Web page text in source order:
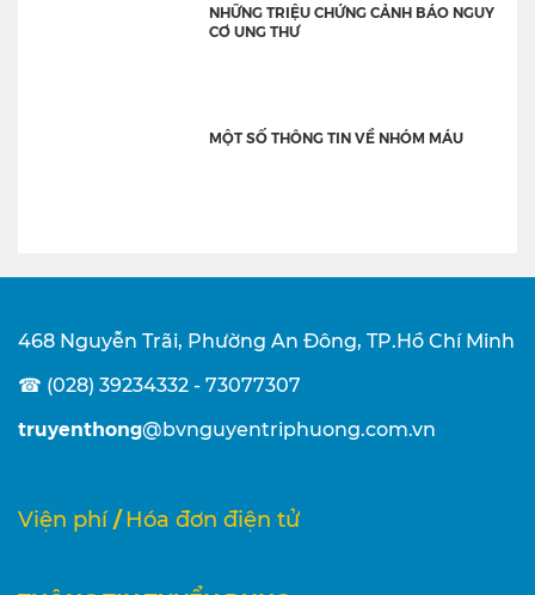
NHỮNG TRIỆU CHỨNG CẢNH BÁO NGUY
CƠ UNG THƯ
MỘT SỐ THÔNG TIN VỀ NHÓM MÁU
468 Nguyễn Trãi, Phường An Đông, TP.Hồ Chí Minh
☎ (028) 39234332 - 73077307
truyenthong@bvnguyentriphuong.com.vn
Viện phí / Hóa đơn điện tử